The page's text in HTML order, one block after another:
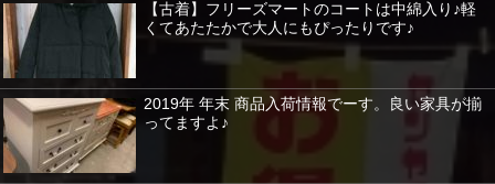
【古着】フリーズマートのコートは中綿入り♪軽
くてあたたかで大人にもぴったりです♪
2019年 年末 商品入荷情報でーす。良い家具が揃
ってますよ♪